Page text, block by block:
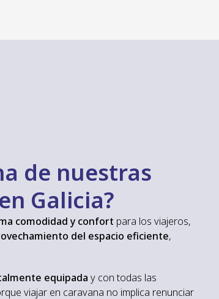
de nuestras
en Galicia?
comodidad y confort para los viajeros,
del espacio eficiente,
equipada y con todas las
viajar en caravana no implica renunciar